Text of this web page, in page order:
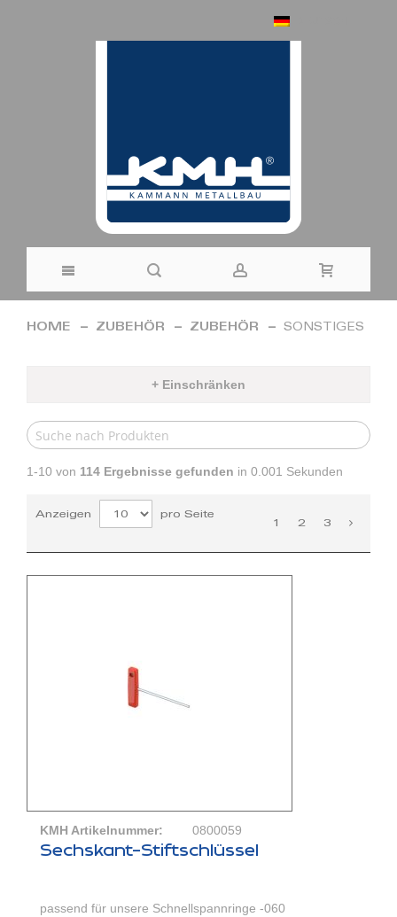
HOME ZUBEHÖR ZUBEHÖR SONSTIGES
+ Einschränken
1-10 von 114 Ergebnisse gefunden in 0.001 Sekunden
Anzeigen
pro Seite
1
2 3
KMH Artikelnummer: 0800059
Sechskant-Stiftschlüssel
passend für unsere Schnellspannringe -060